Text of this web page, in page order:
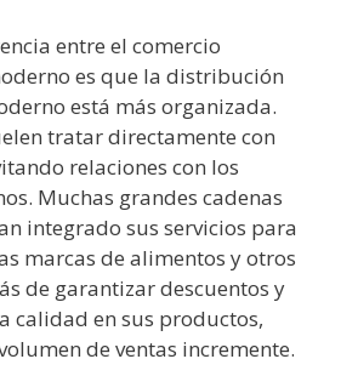
entre el comercio
es que la distribución
está más organizada.
tratar directamente con
relaciones con los
Muchas grandes cadenas
integrado sus servicios para
marcas de alimentos y otros
de garantizar descuentos y
calidad en sus productos,
de ventas incremente.